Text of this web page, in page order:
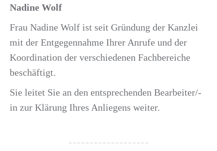
Nadine Wolf
Frau Nadine Wolf ist seit Gründung der Kanzlei
mit der Entgegennahme Ihrer Anrufe und der
Koordination der verschiedenen Fachbereiche
beschäftigt.
Sie leitet Sie an den entsprechenden Bearbeiter/-
in zur Klärung Ihres Anliegens weiter.